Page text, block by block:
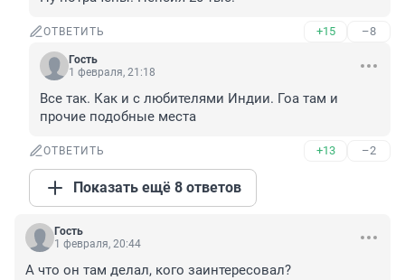
ОТВЕТИТЬ +15 –8
Гость
1 февраля, 21:18
Все так. Как и с любителями Индии. Гоа там и
прочие подобные места
ОТВЕТИТЬ +13 –2
Показать ещё 8 ответов
Гость
1 февраля, 20:44
А что он там делал, кого заинтересовал?